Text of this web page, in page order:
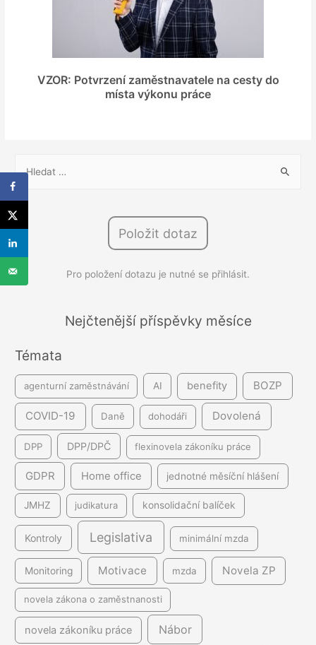
VZOR: Potvrzení zaměstnavatele na cesty do
místa výkonu práce
y
h
l
e
d
á
í
Položit dotaz
Pro položení dotazu je nutné se přihlásit.
Nejčtenější příspěvky měsíce
Témata
agenturní zaměstnávání AI benefity BOZP
COVID-19 Daně dohodáři Dovolená
DPP DPP/DPČ flexinovela zákoníku práce
GDPR Home office jednotné měsíční hlášení
JMHZ judikatura konsolidační balíček
Kontroly Legislativa minimální mzda
Monitoring Motivace mzda Novela ZP
novela zákona o zaměstnanosti
novela zákoníku práce Nábor